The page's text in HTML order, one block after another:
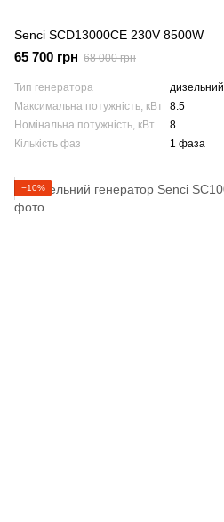
Senci SCD13000CE 230V 8500W
65 700 грн 68 000 грн
Тип генератора
дизельний
Максимальна потужність, кВт
8.5
Номінальна потужність, кВт
8
Кількість фаз
1 фаза
−10%